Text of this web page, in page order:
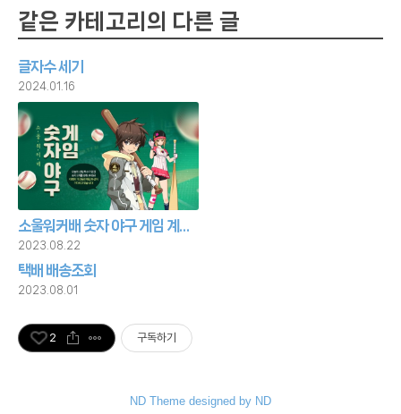
2 구독하기
같은 카테고리의 다른 글
글자수 세기
2024.01.16
소울워커배 숫자 야구 게임 계산
기
2023.08.22
택배 배송조회
2023.08.01
ND Theme designed by ND